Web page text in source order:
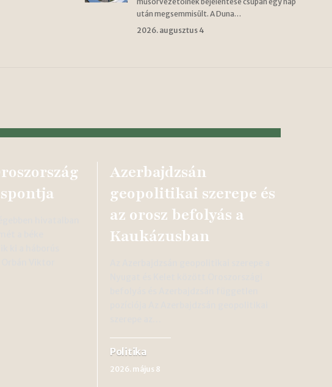
után megsemmisült. A Duna…
2026. augusztus 4
Azerbajdzsán
geopolitikai szerepe és
az orosz befolyás a
Kaukázusban
Politika
2026. május 8